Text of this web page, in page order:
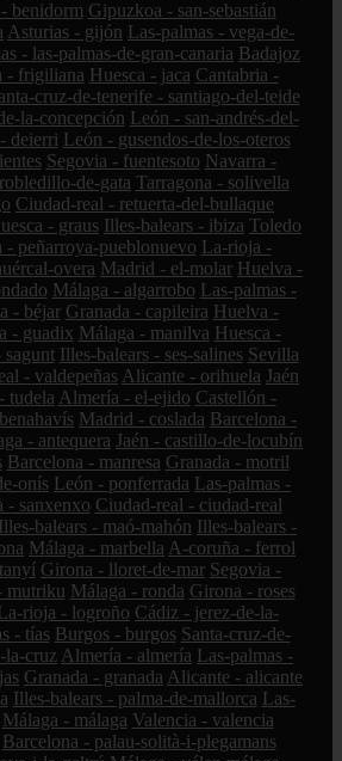
benidorm Gipuzkoa - san-sebastián
Asturias - gijón Las-palmas - vega-de-
- las-palmas-de-gran-canaria Badajoz
- frigiliana Huesca - jaca Cantabria -
cruz-de-tenerife - santiago-del-teide
la-concepción León - san-andrés-del-
deierri León - gusendos-de-los-oteros
Segovia - fuentesoto Navarra -
de-gata Tarragona - solivella
Ciudad-real - retuerta-del-bullaque
- graus Illes-balears - ibiza Toledo
- peñarroya-pueblonuevo La-rioja -
overa Madrid - el-molar Huelva -
Málaga - algarrobo Las-palmas -
- béjar Granada - capileira Huelva -
- guadix Málaga - manilva Huesca -
sagunt Illes-balears - ses-salines Sevilla
- valdepeñas Alicante - orihuela Jaén
tudela Almería - el-ejido Castellón -
Madrid - coslada Barcelona -
- antequera Jaén - castillo-de-locubín
Barcelona - manresa Granada - motril
onís León - ponferrada Las-palmas -
- sanxenxo Ciudad-real - ciudad-real
Illes-balears - maó-mahón Illes-balears -
Málaga - marbella A-coruña - ferrol
Girona - lloret-de-mar Segovia -
mutriku Málaga - ronda Girona - roses
rioja - logroño Cádiz - jerez-de-la-
- tías Burgos - burgos Santa-cruz-de-
la-cruz Almería - almería Las-palmas -
Granada - granada Alicante - alicante
Illes-balears - palma-de-mallorca Las-
Málaga - málaga Valencia - valencia
Barcelona - palau-solità-i-plegamans